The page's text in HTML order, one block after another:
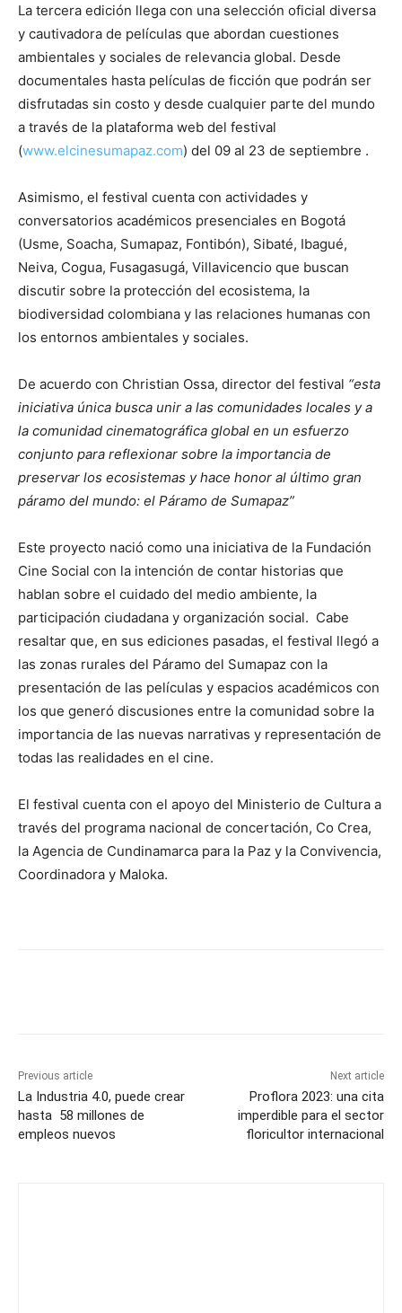
La tercera edición llega con una selección oficial diversa
y cautivadora de películas que abordan cuestiones
ambientales y sociales de relevancia global. Desde
documentales hasta películas de ficción que podrán ser
disfrutadas sin costo y desde cualquier parte del mundo
a través de la plataforma web del festival
(www.elcinesumapaz.com) del 09 al 23 de septiembre .
Asimismo, el festival cuenta con actividades y
conversatorios académicos presenciales en Bogotá
(Usme, Soacha, Sumapaz, Fontibón), Sibaté, Ibagué,
Neiva, Cogua, Fusagasugá, Villavicencio que buscan
discutir sobre la protección del ecosistema, la
biodiversidad colombiana y las relaciones humanas con
los entornos ambientales y sociales.
De acuerdo con Christian Ossa, director del festival “esta
iniciativa única busca unir a las comunidades locales y a
la comunidad cinematográfica global en un esfuerzo
conjunto para reflexionar sobre la importancia de
preservar los ecosistemas y hace honor al último gran
páramo del mundo: el Páramo de Sumapaz”
Este proyecto nació como una iniciativa de la Fundación
Cine Social con la intención de contar historias que
hablan sobre el cuidado del medio ambiente, la
participación ciudadana y organización social. Cabe
resaltar que, en sus ediciones pasadas, el festival llegó a
las zonas rurales del Páramo del Sumapaz con la
presentación de las películas y espacios académicos con
los que generó discusiones entre la comunidad sobre la
importancia de las nuevas narrativas y representación de
todas las realidades en el cine.
El festival cuenta con el apoyo del Ministerio de Cultura a
través del programa nacional de concertación, Co Crea,
la Agencia de Cundinamarca para la Paz y la Convivencia,
Coordinadora y Maloka.
Previous article
La Industria 4.0, puede crear
hasta 58 millones de
empleos nuevos
Next article
Proflora 2023: una cita
imperdible para el sector
floricultor internacional